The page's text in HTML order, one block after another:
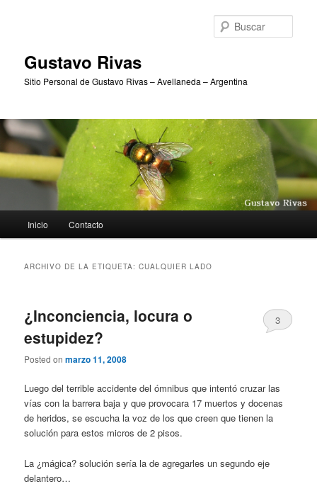
Gustavo Rivas
Sitio Personal de Gustavo Rivas – Avellaneda – Argentina
principal
Inicio Contacto
ARCHIVO DE LA ETIQUETA:CUALQUIER LADO
¿Inconciencia, locura o
estupidez?
Posted onmarzo 11, 2008
3
Luego del terrible accidente del ómnibus que intentó cruzar las
vías con la barrera baja y que provocara 17 muertos y docenas
de heridos, se escucha la voz de los que creen que tienen la
solución para estos micros de 2 pisos.
La ¿mágica? solución sería la de agregarles un segundo eje
delantero…